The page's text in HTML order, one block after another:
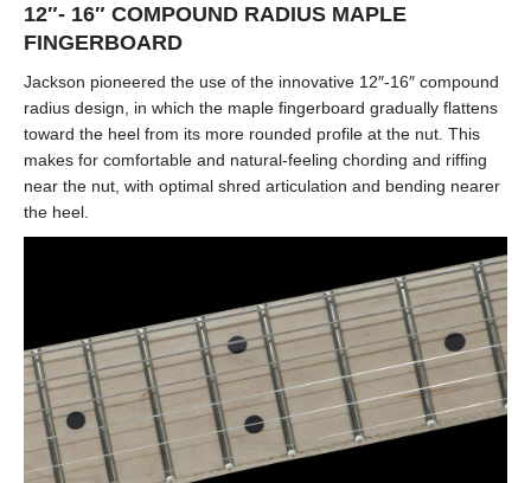
12″- 16″ COMPOUND RADIUS MAPLE
FINGERBOARD
Jackson pioneered the use of the innovative 12″-16″ compound
radius design, in which the maple fingerboard gradually flattens
toward the heel from its more rounded profile at the nut. This
makes for comfortable and natural-feeling chording and riffing
near the nut, with optimal shred articulation and bending nearer
the heel.